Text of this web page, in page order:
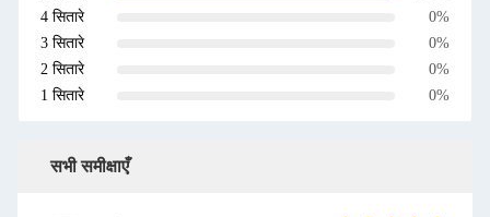
4 सितारे
0%
3 सितारे
0%
2 सितारे
0%
1 सितारे
0%
सभी समीक्षाएँ